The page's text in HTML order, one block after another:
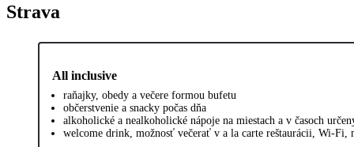
Strava
All inclusive
raňajky, obedy a večere formou bufetu
občerstvenie a snacky počas dňa
alkoholické a nealkoholické nápoje na miestach a v časoch
welcome drink, možnosť večerať v a la carte reštaurácii, Wi-Fi,